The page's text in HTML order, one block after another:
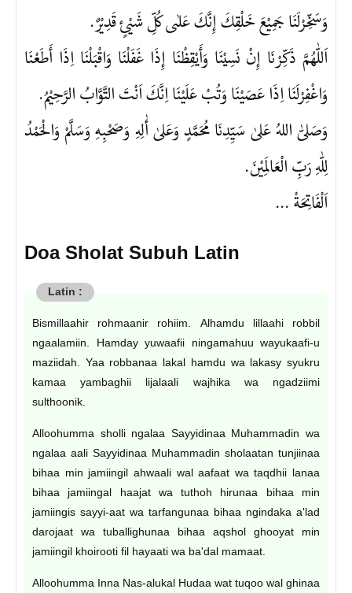
وَسَخِّرْلَنَا جَمِيْعَ خَلْقِكَ إِنَّكَ عَلٰىى كُلِّ شَيْئٍ قَدِيْرٌ.
اَللّٰهُمَّ ذَكِّرْنَا إِنْ نَسِيْنَا وَأَيْقِظْنَا إِذَا غَفَلْنَا وَاقْبَلْنَا اِذَا أَطَعْنَا
وَاغْفِرْلَنَا اِذَا عَصَيْنَا وَتُبْ عَلَيْنَا اِنَّكَ اَنْتَ التَّوَّابُ الرَّحِيْمُ.
وَصَلىّٰ اللهُ عَلىٰ سَيِّدِنَا مُحَمَّدٍ وَعَلىٰ أٰلِهِ وَصَحْبِهِ وَسَلَّمْ وَالْحَمْدُ
لِلّٰهِ رَبِّ الْعَالَمِيْنَ.
اَلْفَاتِحَةْ ...
Doa Sholat Subuh Latin
Bismillaahir rohmaanir rohiim. Alhamdu lillaahi robbil
ngaalamiin. Hamday yuwaafii ningamahuu wayukaafi-u
maziidah. Yaa robbanaa lakal hamdu wa lakasy syukru
kamaa yambaghii lijalaali wajhika wa ngadziimi
sulthoonik.
Alloohumma sholli ngalaa Sayyidinaa Muhammadin wa
ngalaa aali Sayyidinaa Muhammadin sholaatan tunjiinaa
bihaa min jamiingil ahwaali wal aafaat wa taqdhii lanaa
bihaa jamiingal haajat wa tuthoh hirunaa bihaa min
jamiingis sayyi-aat wa tarfangunaa bihaa ngindaka a'lad
darojaat wa tuballighunaa bihaa aqshol ghooyat min
jamiingil khoirooti fil hayaati wa ba'dal mamaat.
Alloohumma Inna Nas-alukal Hudaa wat tuqoo wal ghinaa